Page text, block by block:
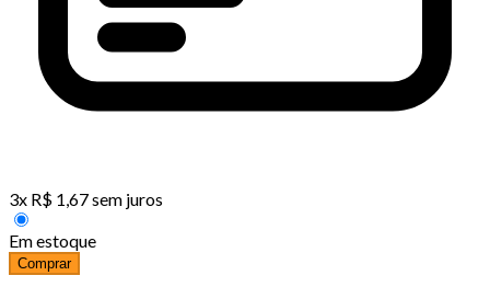
3x R$ 1,67sem juros
Em estoque
Comprar